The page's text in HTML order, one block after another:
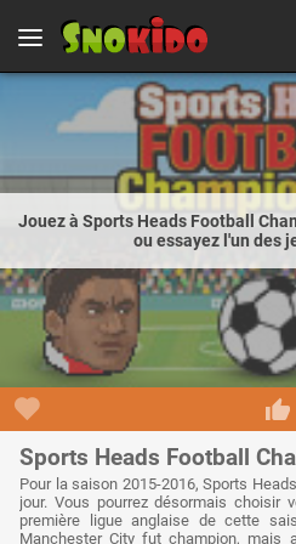
Jouez à Sports Heads Football
ou essayez l'un des
Sports Heads Football
Pour la saison 2015-2016, Sports
jour. Vous pourrez désormais choisir
première ligue anglaise de cette
Manchester City fut champion, mais